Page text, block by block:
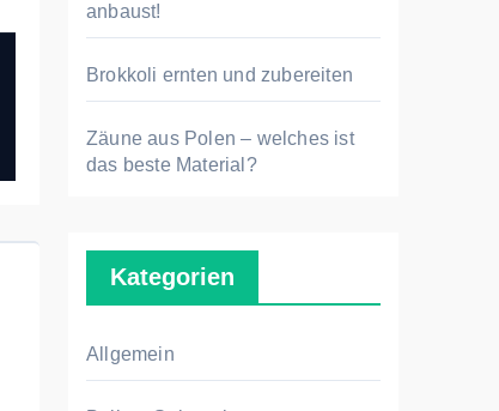
anbaust!
Brokkoli ernten und zubereiten
Zäune aus Polen – welches ist
das beste Material?
Kategorien
Allgemein